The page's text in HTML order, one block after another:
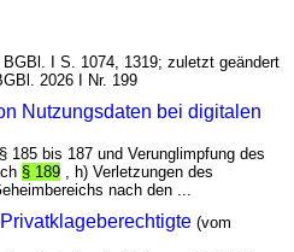
I S. 1074, 1319; zuletzt geändert
2026 I Nr. 199
Nutzungsdaten bei digitalen
185 bis 187 und Verunglimpfung des
§ 189 , h) Verletzungen des
nach den ...
(vom